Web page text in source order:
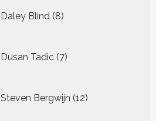
Daley Blind 8
producten
Dusan Tadic 7
producten
Steven Bergwijn 12
producten